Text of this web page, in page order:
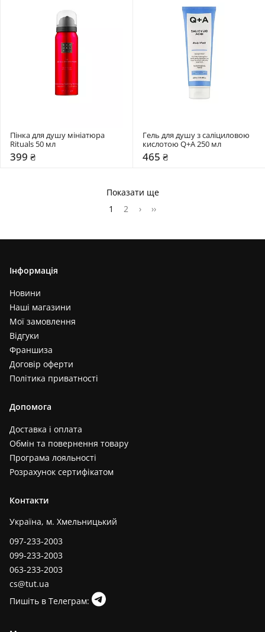
Пінка для душу мініатюра
Rituals 50 мл
399 ₴
Гель для душу з саліциловою
кислотою Q+A 250 мл
465 ₴
Показати ще
1
2 › ››
Інформація
Новини
Наші магазини
Мої замовлення
Відгуки
Франшиза
Договір оферти
Політика приватності
Допомога
Доставка і оплата
Обмін та повернення товару
Програма лояльності
Розрахунок сертифікатом
Контакти
Україна, м. Хмельницький
097-233-2003
099-233-2003
063-233-2003
cs@tut.ua
Пишіть в Телеграм: